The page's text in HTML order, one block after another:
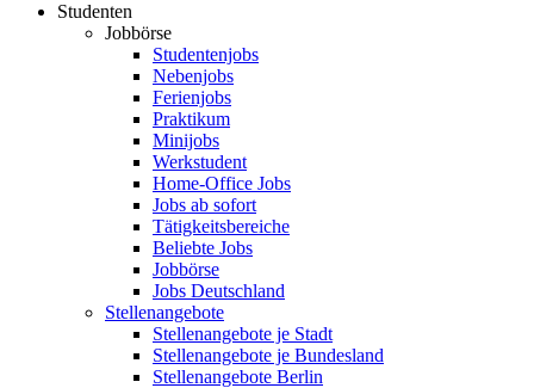
Studenten
Jobbörse
Studentenjobs
Nebenjobs
Ferienjobs
Praktikum
Minijobs
Werkstudent
Home-Office Jobs
Jobs ab sofort
Tätigkeitsbereiche
Beliebte Jobs
Jobbörse
Jobs Deutschland
Stellenangebote
Stellenangebote je Stadt
Stellenangebote je Bundesland
Stellenangebote Berlin